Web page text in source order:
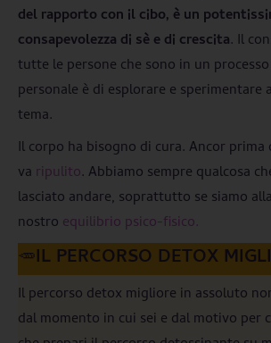
del rapporto con il cibo, è un
consapevolezza di sè e di crescita. Il
tutte le persone che sono in un
personale è di esplorare e sperimentare
tema.
Il corpo ha bisogno di cura. Ancor
va ripulito. Abbiamo sempre qualcosa
lasciato andare, soprattutto se siamo
nostro equilibrio psico-fisico.
🥕IL PERCORSO DETOX
Il percorso detox migliore in assoluto
dal momento in cui sei e dal motivo per